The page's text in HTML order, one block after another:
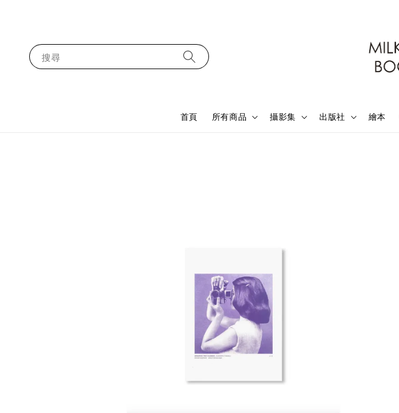
搜尋
首頁 所有商品 攝影集 出版社 繪本